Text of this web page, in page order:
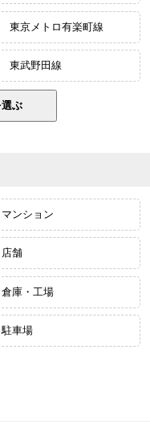
東京メトロ有楽町線
東武野田線
マンション
店舗
倉庫・工場
駐車場